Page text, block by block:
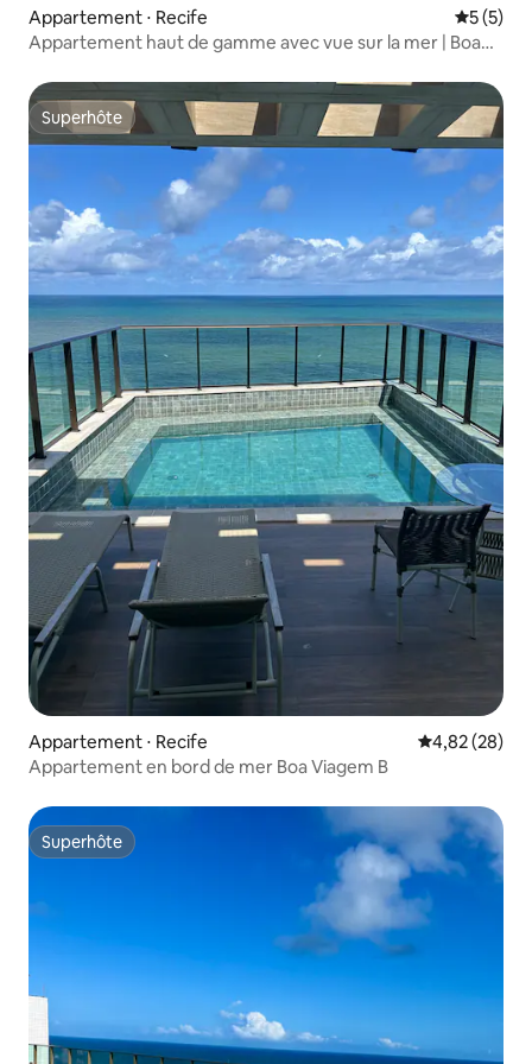
Appartement ⋅ Recife
5 (5)
Appartement haut de gamme avec vue sur la mer | Boa
Superhôte
Superhôte
Appartement ⋅ Recife Évaluation
4,82 (28)
Appartement en bord de mer Boa Viagem B
Superhôte
Superhôte